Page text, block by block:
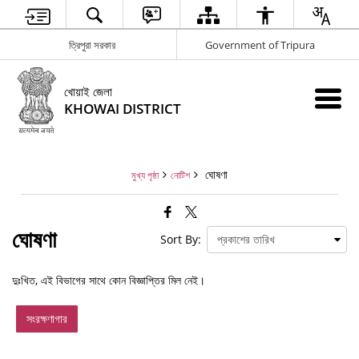
ত্রিপুরা সরকার Government of Tripura
খোয়াই জেলা
KHOWAI DISTRICT
মুখ্য পৃষ্ঠা নোটিশ ঘোষণা
ঘোষণা Sort By:
দুঃখিত, এই বিভাগের সাথে কোন বিজ্ঞাপ্তির মিল নেই।
সংরক্ষণাগার